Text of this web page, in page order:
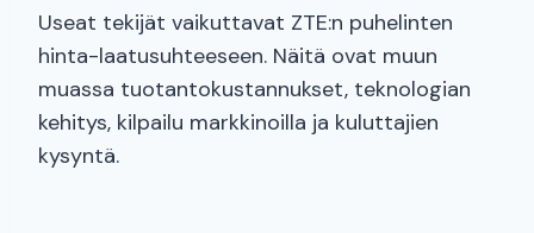
Useat tekijät vaikuttavat ZTE:n puhelinten
hinta-laatusuhteeseen. Näitä ovat muun
muassa tuotantokustannukset, teknologian
kehitys, kilpailu markkinoilla ja kuluttajien
kysyntä.